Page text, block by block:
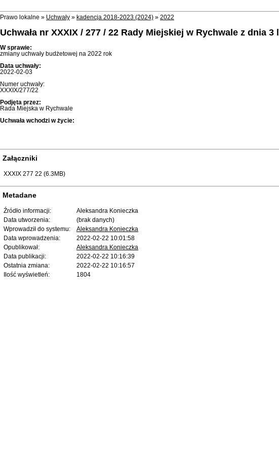
Prawo lokalne » Uchwały » kadencja 2018-2023 (2024) » 2022
Uchwała nr XXXIX / 277 / 22 Rady Miejskiej w Rychwale z dnia
W sprawie:
zmiany uchwały budżetowej na 2022 rok
Data uchwały:
2022-02-03
Numer uchwały:
XXXIX/277/22
Podjęta przez:
Rada Miejska w Rychwale
Uchwała wchodzi w życie:
Załączniki
XXXIX 277 22 (6.3MB)
Metadane
Źródło informacji:
Aleksandra Konieczka
Data utworzenia:
(brak danych)
Wprowadził do systemu:
Aleksandra Konieczka
Data wprowadzenia:
2022-02-22 10:01:58
Opublikował:
Aleksandra Konieczka
Data publikacji:
2022-02-22 10:16:39
Ostatnia zmiana:
2022-02-22 10:16:57
Ilość wyświetleń:
1804